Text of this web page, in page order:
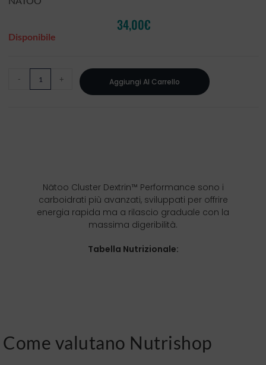
34,00€
Disponibile
- + Aggiungi Al Carrello
Nätoo Cluster Dextrin™ Performance sono i
carboidrati più avanzati, sviluppati per offrire
energia rapida ma a rilascio graduale con la
massima digeribilità.
Tabella Nutrizionale:
Come valutano Nutrishop